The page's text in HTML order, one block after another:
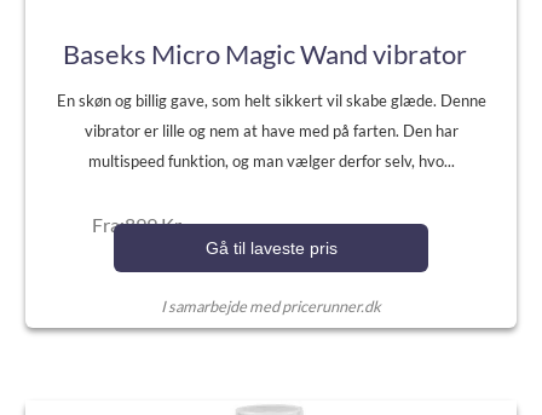
Baseks Micro Magic Wand vibrator
En skøn og billig gave, som helt sikkert vil skabe glæde. Denne
vibrator er lille og nem at have med på farten. Den har
multispeed funktion, og man vælger derfor selv, hvo...
Fra:899 Kr.
Gå til laveste pris
I samarbejde med pricerunner.dk